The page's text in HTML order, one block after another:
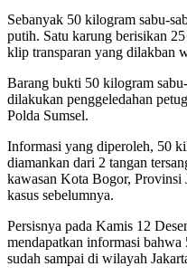
Sebanyak 50 kilogram sabu-
putih. Satu karung berisikan
klip transparan yang dilakban
Barang bukti 50 kilogram
dilakukan penggeledahan
Polda Sumsel.
Informasi yang diperoleh, 50
diamankan dari 2 tangan
kawasan Kota Bogor, Provinsi
kasus sebelumnya.
Persisnya pada Kamis 12
mendapatkan informasi bahwa
sudah sampai di wilayah